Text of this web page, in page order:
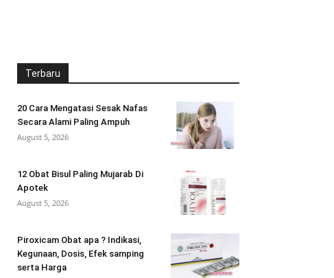
Terbaru
20 Cara Mengatasi Sesak Nafas
Secara Alami Paling Ampuh
August 5, 2026
12 Obat Bisul Paling Mujarab Di
Apotek
August 5, 2026
Piroxicam Obat apa ? Indikasi,
Kegunaan, Dosis, Efek samping
serta Harga